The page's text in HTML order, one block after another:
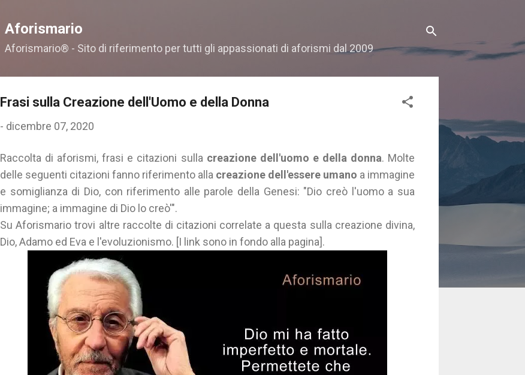
Aforismario
Aforismario® - Sito di riferimento per tutti gli appassionati di aforismi dal 2009
Frasi sulla Creazione dell'Uomo e della Donna
- dicembre 07, 2020
Raccolta di aforismi, frasi e citazioni sulla creazione dell'uomo e della donna. Molte
delle seguenti citazioni fanno riferimento alla creazione dell'essere umano a immagine
e somiglianza di Dio, con riferimento alle parole della Genesi: "Dio creò l'uomo a sua
immagine; a immagine di Dio lo creò'".
Su Aforismario trovi altre raccolte di citazioni correlate a questa sulla creazione divina,
Dio, Adamo ed Eva e l'evoluzionismo. [I link sono in fondo alla pagina].